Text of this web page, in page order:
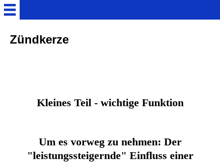
Home
Aufrüstung auf 90ccm
Zündkerze
Kleines Teil - wichtige Funktion
Um es vorweg zu nehmen: Der
"leistungssteigernde" Einfluss einer